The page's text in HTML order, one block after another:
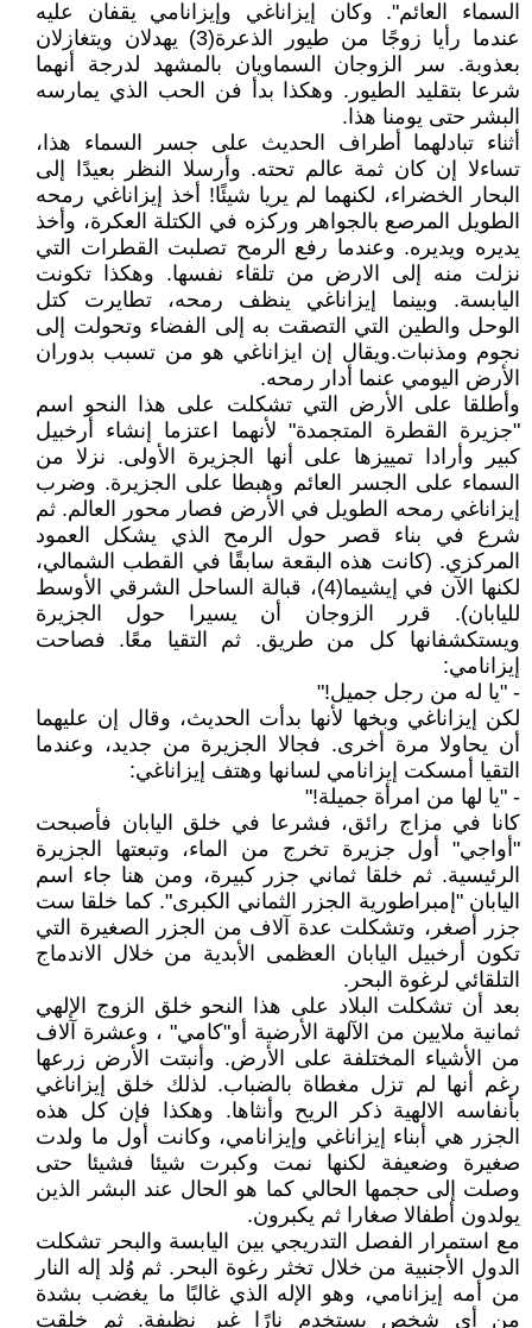
السماء العائم". وكان إيزاناغي وإيزانامي يقفان عليه
عندما رأيا زوجًا من طيور الذعرة(3) يهدلان ويتغازلان
بعذوبة. سر الزوجان السماويان بالمشهد لدرجة أنهما
شرعا بتقليد الطيور. وهكذا بدأ فن الحب الذي يمارسه
البشر حتى يومنا هذا.
أثناء تبادلهما أطراف الحديث على جسر السماء هذا،
تساءلا إن كان ثمة عالم تحته. وأرسلا النظر بعيدًا إلى
البحار الخضراء، لكنهما لم يريا شيئًا! أخذ إيزاناغي رمحه
الطويل المرصع بالجواهر وركزه في الكتلة العكرة، وأخذ
يديره ويديره. وعندما رفع الرمح تصلبت القطرات التي
نزلت منه إلى الارض من تلقاء نفسها. وهكذا تكونت
اليابسة. وبينما إيزاناغي ينظف رمحه، تطايرت كتل
الوحل والطين التي التصقت به إلى الفضاء وتحولت إلى
نجوم ومذنبات.ويقال إن ايزاناغي هو من تسبب بدوران
الأرض اليومي عنما أدار رمحه.
وأطلقا على الأرض التي تشكلت على هذا النحو اسم
"جزيرة القطرة المتجمدة" لأنهما اعتزما إنشاء أرخبيل
كبير وأرادا تمييزها على أنها الجزيرة الأولى. نزلا من
السماء على الجسر العائم وهبطا على الجزيرة. وضرب
إيزاناغي رمحه الطويل في الأرض فصار محور العالم. ثم
شرع في بناء قصر حول الرمح الذي يشكل العمود
المركزي. (كانت هذه البقعة سابقًا في القطب الشمالي،
لكنها الآن في إيشيما(4)، قبالة الساحل الشرقي الأوسط
لليابان). قرر الزوجان أن يسيرا حول الجزيرة
ويستكشفانها كل من طريق. ثم التقيا معًا. فصاحت
إيزانامي:
- "يا له من رجل جميل!"
لكن إيزاناغي وبخها لأنها بدأت الحديث، وقال إن عليهما
أن يحاولا مرة أخرى. فجالا الجزيرة من جديد، وعندما
التقيا أمسكت إيزانامي لسانها وهتف إيزاناغي:
- "يا لها من امرأة جميلة!"
كانا في مزاج رائق، فشرعا في خلق اليابان فأصبحت
"أواجي" أول جزيرة تخرج من الماء، وتبعتها الجزيرة
الرئيسية. ثم خلقا ثماني جزر كبيرة، ومن هنا جاء اسم
اليابان "إمبراطورية الجزر الثماني الكبرى". كما خلقا ست
جزر أصغر، وتشكلت عدة آلاف من الجزر الصغيرة التي
تكون أرخبيل اليابان العظمى الأبدية من خلال الاندماج
التلقائي لرغوة البحر.
بعد أن تشكلت البلاد على هذا النحو خلق الزوج الإلهي
ثمانية ملايين من الآلهة الأرضية أو"كامي" ، وعشرة آلاف
من الأشياء المختلفة على الأرض. وأنبتت الأرض زرعها
رغم أنها لم تزل مغطاة بالضباب. لذلك خلق إيزاناغي
بأنفاسه الالهية ذكر الريح وأنثاها. وهكذا فإن كل هذه
الجزر هي أبناء إيزاناغي وإيزانامي، وكانت أول ما ولدت
صغيرة وضعيفة لكنها نمت وكبرت شيئا فشيئا حتى
وصلت إلى حجمها الحالي كما هو الحال عند البشر الذين
يولدون أطفالا صغارا ثم يكبرون.
مع استمرار الفصل التدريجي بين اليابسة والبحر تشكلت
الدول الأجنبية من خلال تخثر رغوة البحر. ثم وُلد إله النار
من أمه إيزانامي، وهو الإله الذي غالبًا ما يغضب بشدة
من أي شخص يستخدم نارًا غير نظيفة. ثم خلقت